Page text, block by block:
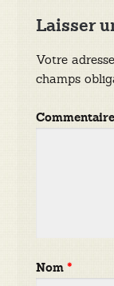
Laisser
Votre
champs
Nom*